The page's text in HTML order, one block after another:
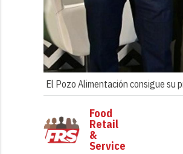
El Pozo Alimentación consigue su
Food
Retail
&
Service